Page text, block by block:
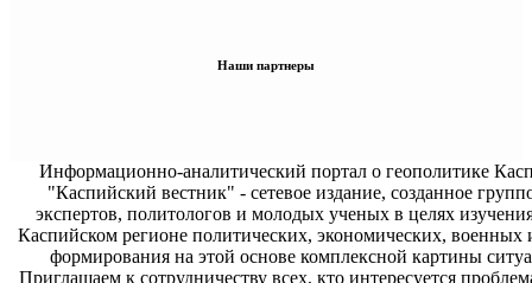
Наши партнеры
Информационно-аналитический портал о геополитике
"Каспийский вестник" - сетевое издание, созданное
экспертов, политологов и молодых ученых в целях
Каспийском регионе политических, экономических, военных
формирования на этой основе комплексной картины
Приглашаем к сотрудничеству всех, кто интересуется